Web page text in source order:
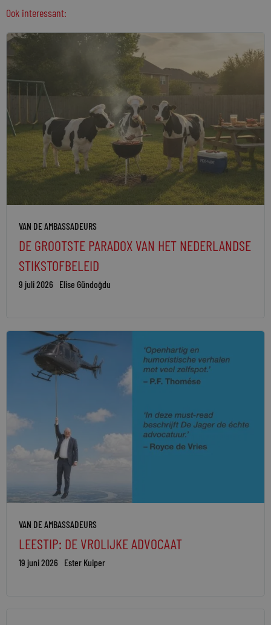
Ook interessant:
VAN DE AMBASSADEURS
DE GROOTSTE PARADOX VAN HET NEDERLANDSE
STIKSTOFBELEID
9 juli 2026 Elise Gündoğdu
VAN DE AMBASSADEURS
LEESTIP: DE VROLIJKE ADVOCAAT
19 juni 2026 Ester Kuiper